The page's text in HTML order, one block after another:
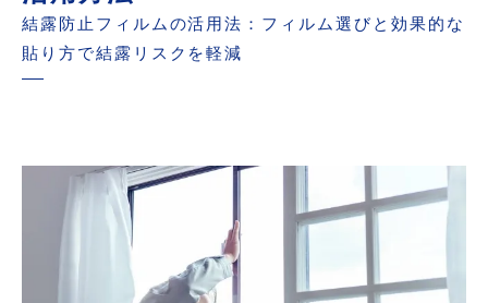
結露防止フィルムの活用法：フィルム選びと効果的な
貼り方で結露リスクを軽減